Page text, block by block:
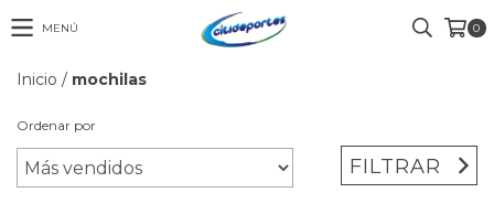
MENÚ 0
Inicio / mochilas
Ordenar por
FILTRAR